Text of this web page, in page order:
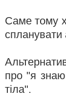
Саме тому
спланувати
про "я
тіла".